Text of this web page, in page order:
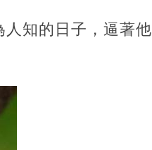
知的日子，逼著他